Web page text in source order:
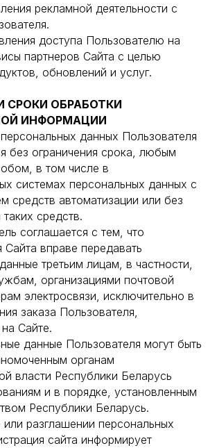
рекламной деятельности с
доступа Пользователю на
партнеров Сайта с целью
обновлений и услуг.
СРОКИ ОБРАБОТКИ
ИНФОРМАЦИИ
данных Пользователя
без ограничения срока, любым
в том числе в
системах персональных данных с
средств автоматизации или без
средств.
соглашается с тем, что
Сайта вправе передавать
третьим лицам, в частности,
организациями почтовой
электросвязи, исключительно в
заказа Пользователя,
Сайте.
данные Пользователя могут быть
органам
власти Республики Беларусь
и в порядке, установленным
Республики Беларусь.
или разглашении персональных
сайта информирует